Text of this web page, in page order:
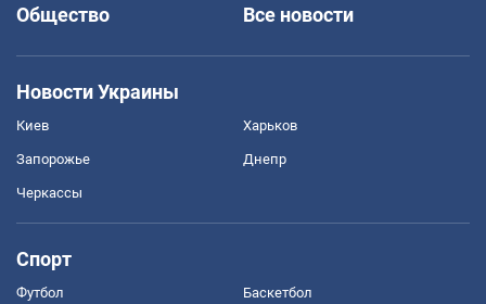
Общество
Все новости
Новости Украины
Киев Харьков
Запорожье Днепр
Черкассы
Спорт
Футбол Баскетбол